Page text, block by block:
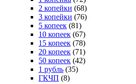
2 копейки (68)
3 копейки (76)
5 копеек (81)
10 копеек (67)
15 копеек (78)
20 копеек (71)
50 копеек (42)
1 рубль (35)
ГКЧП (8)